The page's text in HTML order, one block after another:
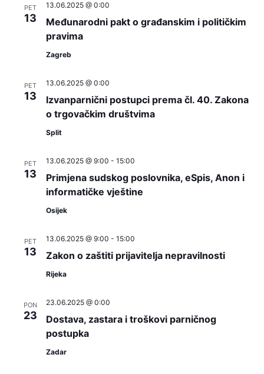
PET
13
Međunarodni pakt o građanskim i političkim
pravima
13.06.2025 @ 0:00
Zagreb
PET
13
Izvanparnični postupci prema čl. 40. Zakona
o trgovačkim društvima
13.06.2025 @ 0:00
Split
PET
13
Primjena sudskog poslovnika, eSpis, Anon i
informatičke vještine
13.06.2025 @ 9:00 - 15:00
Osijek
PET
13 Zakon o zaštiti prijavitelja nepravilnosti
13.06.2025 @ 9:00 - 15:00
Rijeka
PON
23
Dostava, zastara i troškovi parničnog
postupka
23.06.2025 @ 0:00
Zadar